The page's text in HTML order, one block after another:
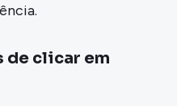
de clicar em